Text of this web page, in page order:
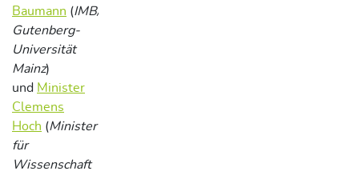
Baumann (IMB/Johannes
Gutenberg-
Universität
Mainz)
und Minister
Clemens
Hoch (Minister
für
Wissenschaft